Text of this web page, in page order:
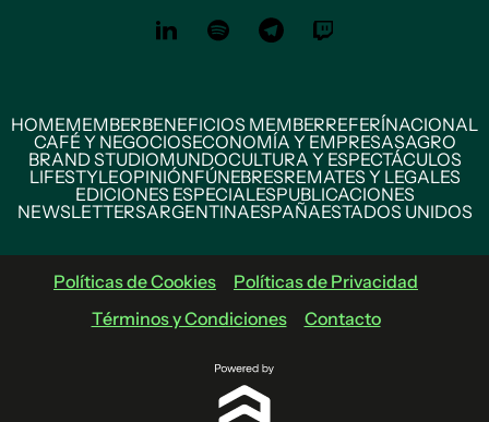
HOMEMEMBERBENEFICIOS MEMBERREFERÍNACIONAL
CAFÉ Y NEGOCIOSECONOMÍA Y EMPRESASAGRO
BRAND STUDIOMUNDOCULTURA Y ESPECTÁCULOS
LIFESTYLEOPINIÓNFÚNEBRESREMATES Y LEGALES
EDICIONES ESPECIALESPUBLICACIONES
NEWSLETTERSARGENTINAESPAÑAESTADOS UNIDOS
Políticas de Cookies
Políticas de Privacidad
Términos y Condiciones
Contacto